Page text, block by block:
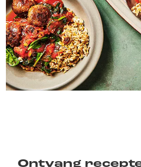
Ontvang